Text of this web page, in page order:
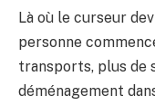
Là où le curseur
personne
transports, plus de
déménagement